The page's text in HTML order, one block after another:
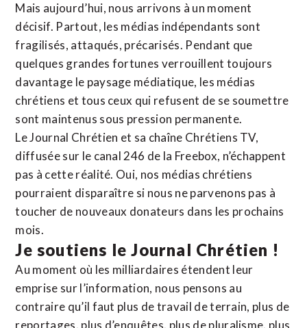
Mais aujourd’hui, nous arrivons à un moment
décisif. Partout, les médias indépendants sont
fragilisés, attaqués, précarisés. Pendant que
quelques grandes fortunes verrouillent toujours
davantage le paysage médiatique, les médias
chrétiens et tous ceux qui refusent de se soumettre
sont maintenus sous pression permanente.
Le Journal Chrétien et sa chaîne Chrétiens TV,
diffusée sur le canal 246 de la Freebox, n’échappent
pas à cette réalité. Oui, nos médias chrétiens
pourraient disparaître si nous ne parvenons pas à
toucher de nouveaux donateurs dans les prochains
mois.
Je soutiens le Journal Chrétien !
Au moment où les milliardaires étendent leur
emprise sur l’information, nous pensons au
contraire qu’il faut plus de travail de terrain, plus de